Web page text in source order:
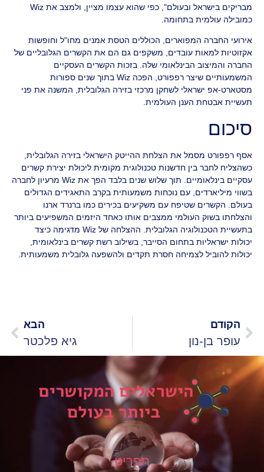
מבריקים בישראל ובעולם", כפי שהוא עצמו מציין, ולמצב את Wiz
כמובילה עולמית בתחומה.
אירועי החברה המפוארים, הכוללים הטסת אמנים מחו"ל וחופשות
אקזוטיות למאות עובדים, משקפים גם הם את הקשרים הגלובליים של
החברה והמיצוב הבינלאומי שלה. בזכות הקשרים העסקיים
המשמעותיים שיצר רפפורט, הפכה Wiz בתוך שנים ספורות
מסטארט-אפ ישראלי לשחקן מרכזי בזירה הגלובלית, המשנה את פני
תעשיית אבטחת הענן העולמית.
סיכום
אסף רפפורט מסמל את הצלחת ההייטק הישראלי בזירה הגלובלית,
כשהצליח לחבר בין חדשנות טכנולוגית מקומית ליכולת יצירת קשרים
עסקיים בינלאומיים. תוך שלוש שנים בלבד הפך את Wiz מרעיון לחברה
בשווי מיליארדים, עם נוכחות משמעותית בקרב התאגידים הגדולים
בעולם. הקשרים שטיפח עם משקיעים בכירים כמו ברנרד ארנו
והצלחתו בשוק העולמי ממצבים אותו כאחד היזמים המשפיעים ביותר
בתעשיית הטכנולוגיה הגלובלית. ההצלחה של Wiz מדגימה כיצד
יכולות ישראליות בתחום הסייבר, בשילוב רשת קשרים בינלאומית,
יכולות להוביל לצמיחה חסרת תקדים ולהשפעה גלובלית משמעותית.
הקודם
עופר בן-נון
הבא
גיא פלכטר
תפריט